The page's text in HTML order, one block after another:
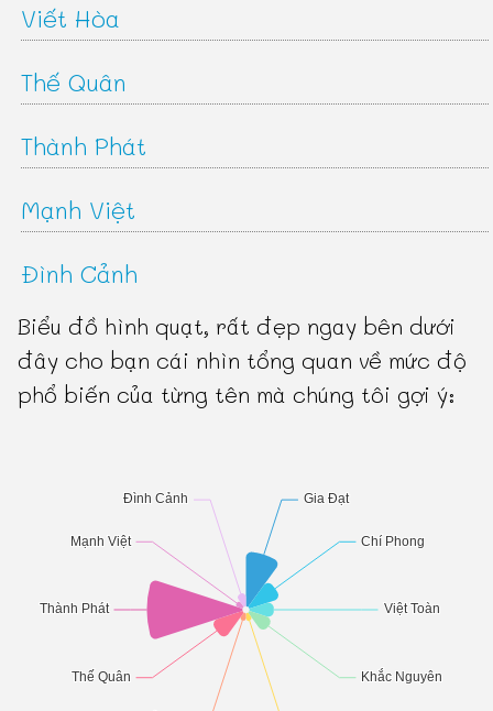
Viết Hòa
Thế Quân
Thành Phát
Mạnh Việt
Đình Cảnh
Biểu đồ hình quạt, rất đẹp ngay bên dưới
đây cho bạn cái nhìn tổng quan về mức độ
phổ biến của từng tên mà chúng tôi gợi ý: